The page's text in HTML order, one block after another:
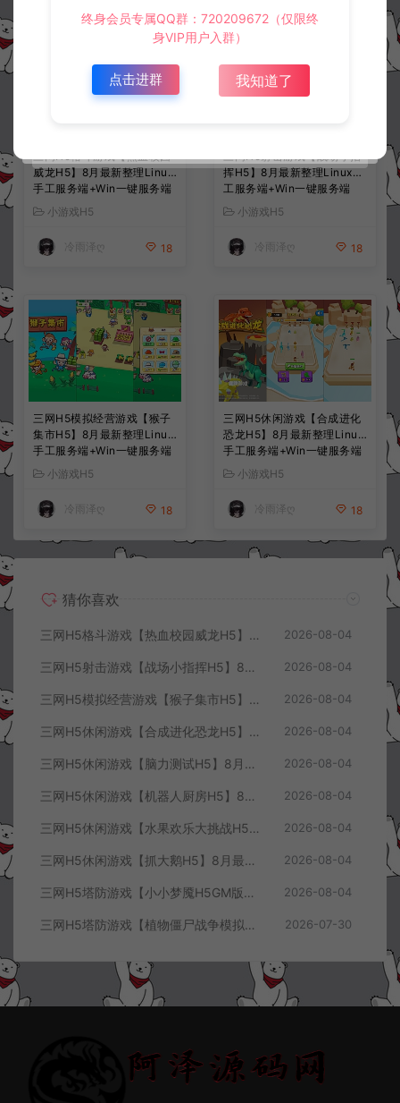
威龙H5】8月最新整理Linux
手工服务端+Win一键服务端
+解压即玩+简易安卓客户端
+详细搭建教程
小游戏H5
冷雨泽ღ 18
挥H5】8月最新整理Linux手
工服务端+Win一键服务端
+解压即玩+简易安卓客户端
+详细搭建教程
小游戏H5
冷雨泽ღ 18
三网H5模拟经营游戏【猴子
集市H5】8月最新整理Linux
手工服务端+Win一键服务端
+解压即玩+简易安卓客户端
+详细搭建教程
小游戏H5
冷雨泽ღ 18
三网H5休闲游戏【合成进化
恐龙H5】8月最新整理Linux
手工服务端+Win一键服务端
+解压即玩+简易安卓客户端
+详细搭建教程
小游戏H5
冷雨泽ღ 18
猜你喜欢
三网H5格斗游戏【热血校园威龙H5】8月最新整理Linux手工服务端+Win一键服务端+解压即玩+简易安卓客户端+详细搭建教程 2026-08-04
三网H5射击游戏【战场小指挥H5】8月最新整理Linux手工服务端+Win一键服务端+解压即玩+简易安卓客户端+详细搭建教程 2026-08-04
三网H5模拟经营游戏【猴子集市H5】8月最新整理Linux手工服务端+Win一键服务端+解压即玩+简易安卓客户端+详细搭建教程 2026-08-04
三网H5休闲游戏【合成进化恐龙H5】8月最新整理Linux手工服务端+Win一键服务端+解压即玩+简易安卓客户端+详细搭建教程 2026-08-04
三网H5休闲游戏【脑力测试H5】8月最新整理Linux手工服务端+Win一键服务端+解压即玩+简易安卓客户端+详细搭建教程 2026-08-04
三网H5休闲游戏【机器人厨房H5】8月最新整理Linux手工服务端+Win一键服务端+解压即玩+简易安卓客户端+详细搭建教程 2026-08-04
三网H5休闲游戏【水果欢乐大挑战H5】8月最新整理Linux手工服务端+Win一键服务端+解压即玩+简易安卓客户端+详细搭建教程 2026-08-04
三网H5休闲游戏【抓大鹅H5】8月最新整理Linux手工服务端+Win一键服务端+解压即玩+简易安卓客户端+详细搭建教程 2026-08-04
三网H5塔防游戏【小小梦魇H5GM版】7月最新整理Linux手工服务端+Win一键服务端+解压即玩+简易安卓客户端+详细搭建教程 2026-08-04
三网H5塔防游戏【植物僵尸战争模拟器H5】7月最新整理Linux手工服务端+Win一键服务端+解压即玩+简易安卓客户端+详细搭建教程 2026-07-30
终身会员专属QQ群：720209672（仅限终
身VIP用户入群）
点击进群 我知道了